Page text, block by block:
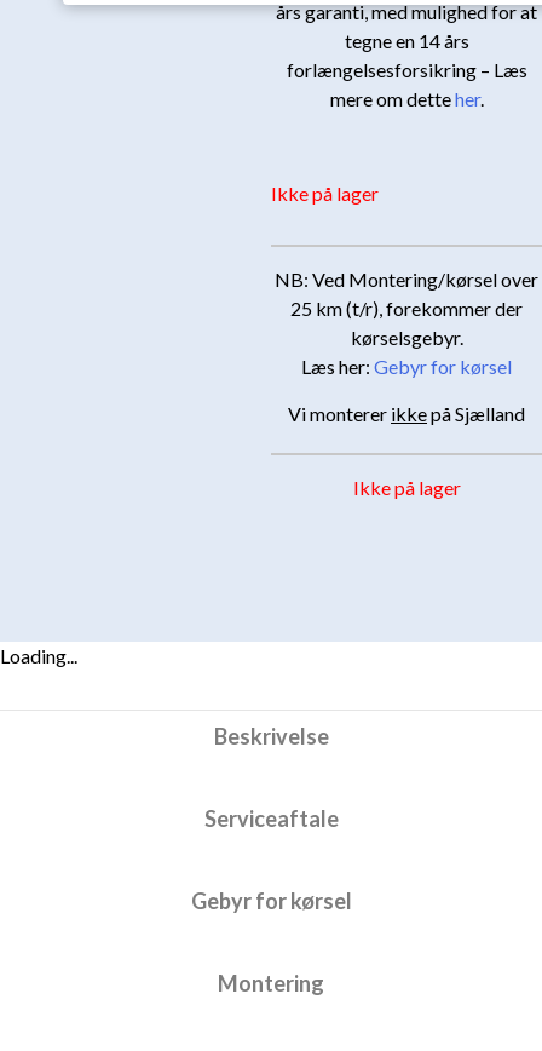
års garanti, med mulighed for at
tegne en 14 års
forlængelsesforsikring – Læs
mere om detteher.
Ikke på lager
NB: Ved Montering/kørsel over
25 km (t/r), forekommer der
kørselsgebyr.
Læs her: Gebyr for kørsel
Vi monterer ikkepå Sjælland
Ikke på lager
Loading...
Beskrivelse
Serviceaftale
Gebyr for kørsel
Montering